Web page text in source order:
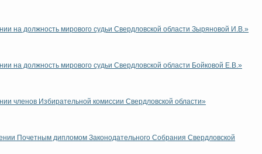
на должность мирового судьи Свердловской области Зыряновой И.В.»
на должность мирового судьи Свердловской области Бойковой Е.В.»
членов Избирательной комиссии Свердловской области»
Почетным дипломом Законодательного Собрания Свердловской
Интернет приемная